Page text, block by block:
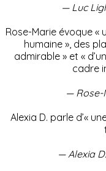
— Luc
Rose-Marie évoque «
humaine », des
admirable » et «
cadre
— Rose-
Alexia D. parle d’«
— Alexia